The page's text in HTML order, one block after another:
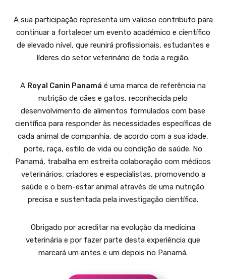
A sua participação representa um valioso contributo para
continuar a fortalecer um evento académico e científico
de elevado nível, que reunirá profissionais, estudantes e
líderes do setor veterinário de toda a região.
A Royal Canin Panamá é uma marca de referência na
nutrição de cães e gatos, reconhecida pelo
desenvolvimento de alimentos formulados com base
científica para responder às necessidades específicas de
cada animal de companhia, de acordo com a sua idade,
porte, raça, estilo de vida ou condição de saúde. No
Panamá, trabalha em estreita colaboração com médicos
veterinários, criadores e especialistas, promovendo a
saúde e o bem-estar animal através de uma nutrição
precisa e sustentada pela investigação científica.
Obrigado por acreditar na evolução da medicina
veterinária e por fazer parte desta experiência que
marcará um antes e um depois no Panamá.